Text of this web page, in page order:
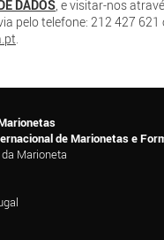
DADOS, e visitar-nos
pelo telefone: 212 427 621
.
de Marionetas e
Marioneta